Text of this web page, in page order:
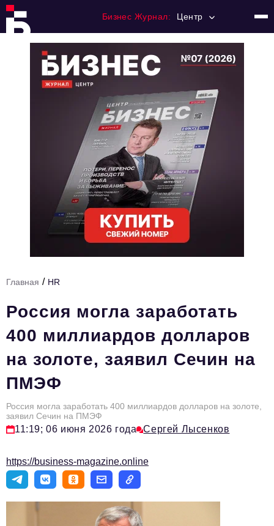
Бизнес Журнал: Центр
Регулирование
Премия "Тульский Бизнес"
История тульского предпринимательства
Тема номера
HR
Персона номера
Инфраструктура развития
Технологии и тренды
Туризм
Мероприятия
Главная / HR
Россия могла заработать
400 миллиардов долларов
на золоте, заявил Сечин на
ПМЭФ
Россия могла заработать 400 миллиардов долларов на золоте,
заявил Сечин на ПМЭФ
11:19; 06 июня 2026 года Сергей Лысенков
https://business-magazine.online